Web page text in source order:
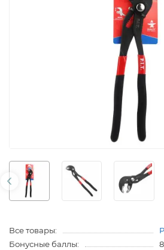
Все товары:
Бонусные баллы:
8